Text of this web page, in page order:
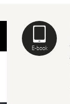
E-book